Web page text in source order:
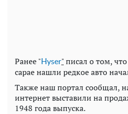
Ранее " Нyser"писал о том,
сарае нашли редкое авто
Также наш портал сообщал,
интернет выставили на
1948 года выпуска.